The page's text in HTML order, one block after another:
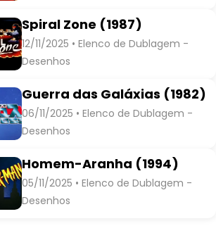
Spiral Zone (1987)
12/11/2025 • Elenco de Dublagem -
Desenhos
Guerra das Galáxias (1982)
06/11/2025 • Elenco de Dublagem -
Desenhos
Homem-Aranha (1994)
05/11/2025 • Elenco de Dublagem -
Desenhos